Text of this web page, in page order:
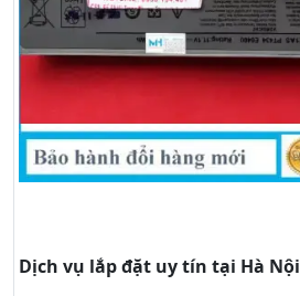
Dịch vụ lắp đặt uy tín tại Hà Nội